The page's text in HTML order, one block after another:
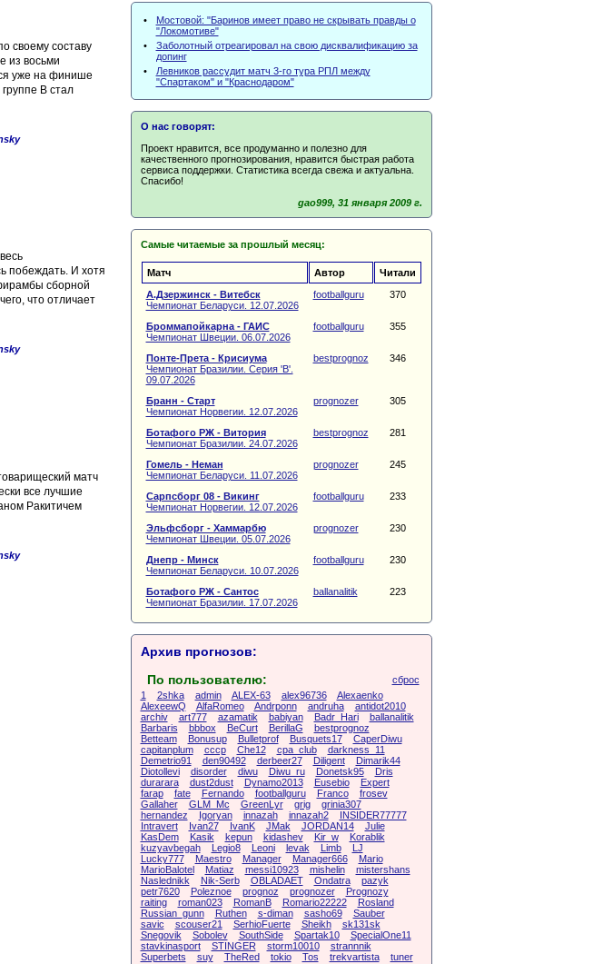
своему составу
из восьми
уже на финише
В стал
побеждать. И хотя
сборной
что отличает
матч
все лучшие
Ракитичем
•
Мостовой: "Баринов имеет право не скрывать правды о
"Локомотиве"
•
Заболотный отреагировал на свою дисквалификацию за
допинг
•
Левников рассудит матч 3-го тура РПЛ между
"Спартаком" и "Краснодаром"
О нас говорят:
Проект нравится, все продуманно и полезно для
качественного прогнозирования, нравится быстрая работа
сервиса поддержки. Статистика всегда свежа и актуальна.
Спасибо!
gao999, 31 января 2009 г.
Самые читаемые за прошлый месяц:
Матч Автор
Читали
А.Дзержинск - Витебск
Чемпионат Беларуси. 12.07.2026
footballguru 370
Броммапойкарна - ГАИС
Чемпионат Швеции. 06.07.2026
footballguru 355
Понте-Прета - Крисиума
Чемпионат Бразилии. Серия 'B'.
09.07.2026
bestprognoz 346
Бранн - Старт
Чемпионат Норвегии. 12.07.2026
prognozer 305
Ботафого РЖ - Витория
Чемпионат Бразилии. 24.07.2026
bestprognoz 281
Гомель - Неман
Чемпионат Беларуси. 11.07.2026
prognozer 245
Сарпсборг 08 - Викинг
Чемпионат Норвегии. 12.07.2026
footballguru 233
Эльфсборг - Хаммарбю
Чемпионат Швеции. 05.07.2026
prognozer 230
Днепр - Минск
Чемпионат Беларуси. 10.07.2026
footballguru 230
Ботафого РЖ - Сантос
Чемпионат Бразилии. 17.07.2026
ballanalitik 223
Архив прогнозов:
По пользователю:
сброс
1
2shka admin ALEX-63 alex96736
Alexaenko
AlexeewQ
AlfaRomeo Andrponn andruha
antidot2010
archiv
art777 azamatik babiyan Badr_Hari
ballanalitik
Barbaris
bbbox BeCurt BerillaG
bestprognoz
Betteam
Bonusup Bulletprof Busquets17
CaperDiwu
capitanplum
cccp Che12 cpa_club
darkness_11
Demetrio91
den90492 derbeer27 Diligent
Dimarik44
Diotollevi
disorder diwu Diwu_ru Donetsk95
Dris
durarara
dust2dust Dynamo2013 Eusebio
Expert
farap
fate Fernando footballguru Franco
frosev
Gallaher
GLM_Mc GreenLyr grig
grinia307
hernandez
Igoryan innazah innazah2
INSIDER77777
Intravert
Ivan27 IvanK JMak JORDAN14
Julie
KasDem
Kasik kepun kidashev Kir_w
Korablik
kuzyavbegah
Legio8 Leoni levak Limb
LJ
Lucky777
Maestro Manager Manager666
Mario
MarioBalotel
Matiaz messi10923 mishelin
mistershans
Naslednikk
Nik-Serb OBLADAET Ondatra
pazyk
petr7620
Poleznoe prognoz prognozer
Prognozy
raiting
roman023 RomanB Romario22222
Rosland
Russian_gunn
Ruthen s-diman sasho69
Sauber
savic
scouser21 SerhioFuerte Sheikh
sk131sk
Snegovik
Sobolev SouthSide Spartak10
SpecialOne11
stavkinasport
STINGER storm10010
strannnik
Superbets
suy TheRed tokio Tos trekvartista
tuner